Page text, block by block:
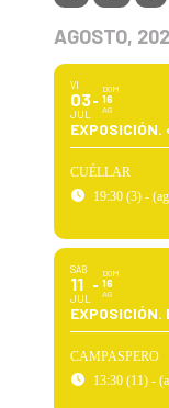
AGOSTO,
VI
03
JUL
DOM
16
AG
EXPOSICIÓN.
CUÉLLAR
19:30 (3) -
SÁB
11
JUL
DOM
16
AG
EXPOSICIÓN.
CAMPASPERO
13:30 (11) -